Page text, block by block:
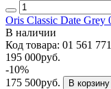
Oris Classic Date Grey
В наличии
Код товара: 01 561
195 000руб.
-10%
175 500руб.
В корзину